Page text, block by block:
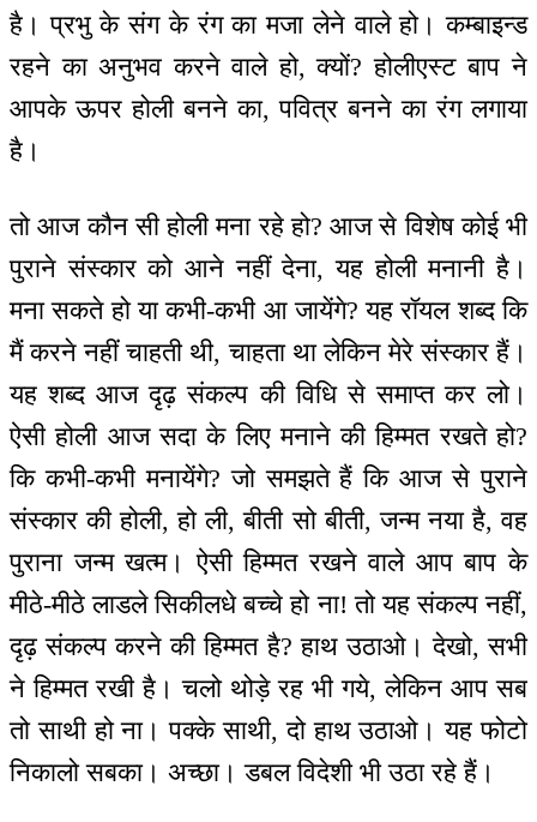
है। प्रभु के संग के रंग का मजा लेने वाले हो। कम्बाइन्ड
रहने का अनुभव करने वाले हो, क्यों? होलीएस्ट बाप ने
आपके ऊपर होली बनने का, पवित्र बनने का रंग लगाया
है।
तो आज कौन सी होली मना रहे हो? आज से विशेष कोई भी
पुराने संस्कार को आने नहीं देना, यह होली मनानी है।
मना सकते हो या कभी-कभी आ जायेंगे? यह रॉयल शब्द कि
मैं करने नहीं चाहती थी, चाहता था लेकिन मेरे संस्कार हैं।
यह शब्द आज दृढ़ संकल्प की विधि से समाप्त कर लो।
ऐसी होली आज सदा के लिए मनाने की हिम्मत रखते हो?
कि कभी-कभी मनायेंगे? जो समझते हैं कि आज से पुराने
संस्कार की होली, हो ली, बीती सो बीती, जन्म नया है, वह
पुराना जन्म खत्म। ऐसी हिम्मत रखने वाले आप बाप के
मीठे-मीठे लाडले सिकीलधे बच्चे हो ना! तो यह संकल्प नहीं,
दृढ़ संकल्प करने की हिम्मत है? हाथ उठाओ। देखो, सभी
ने हिम्मत रखी है। चलो थोड़े रह भी गये, लेकिन आप सब
तो साथी हो ना। पक्के साथी, दो हाथ उठाओ। यह फोटो
निकालो सबका। अच्छा। डबल विदेशी भी उठा रहे हैं।